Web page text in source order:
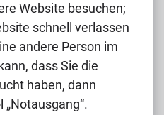
Website besuchen;
schnell verlassen
andere Person im
dass Sie die
haben, dann
„Notausgang“.